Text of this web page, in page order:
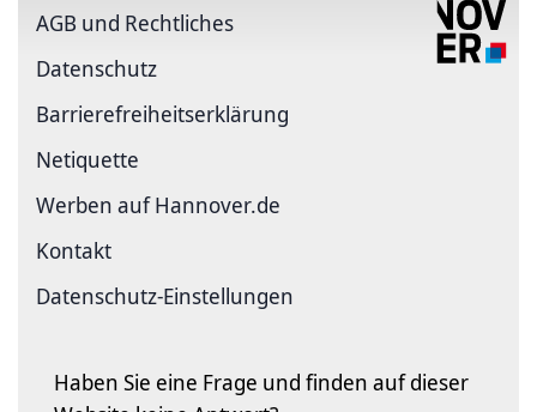
AGB und Rechtliches
Datenschutz
Barriere­freiheits­erklärung
Netiquette
Werben auf Hannover.de
Kontakt
Datenschutz-Einstellungen
Haben Sie eine Frage und finden auf dieser